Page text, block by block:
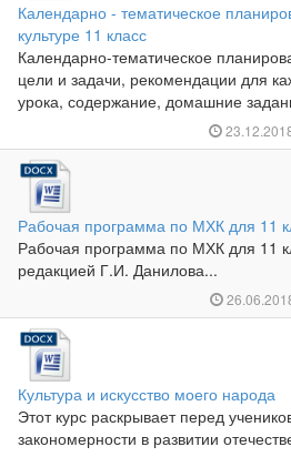
Календарно - тематическое
культуре 11 класс
Календарно-тематическое
цели и задачи, рекомендации для
урока, содержание, домашние
Рабочая программа по МХК для 11
Рабочая программа по МХК для 11
редакцией Г.И. Данилова...
Культура и искусство моего народа
Этот курс раскрывает перед
закономерности в развитии